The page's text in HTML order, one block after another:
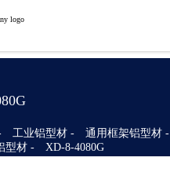
工业铝型材- 通用框架铝型材-
型材- XD-8-4080G